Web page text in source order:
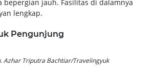
bepergian jauh. Fasilitas di dalamnya
lengkap.
Pengunjung
Azhar Triputra Bachtiar/Travelingyuk